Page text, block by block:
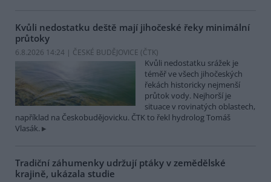
Kvůli nedostatku deště mají jihočeské řeky minimální
průtoky
6.8.2026 14:24 | ČESKÉ BUDĚJOVICE (ČTK)
Kvůli nedostatku srážek je
téměř ve všech jihočeských
řekách historicky nejmenší
průtok vody. Nejhorší je
situace v rovinatých oblastech,
například na Českobudějovicku. ČTK to řekl hydrolog Tomáš
Vlasák.
Tradiční záhumenky udržují ptáky v zemědělské
krajině, ukázala studie